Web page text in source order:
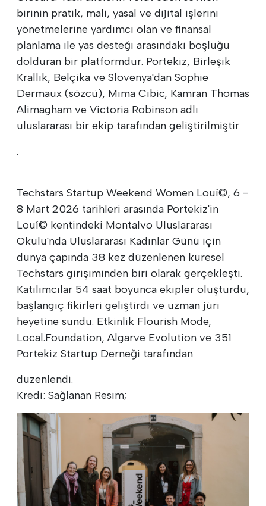
birinin pratik, mali, yasal ve dijital işlerini
yönetmelerine yardımcı olan ve finansal
planlama ile yas desteği arasındaki boşluğu
dolduran bir platformdur. Portekiz, Birleşik
Krallık, Belçika ve Slovenya'dan Sophie
Dermaux (sözcü), Mima Cibic, Kamran Thomas
Alimagham ve Victoria Robinson adlı
uluslararası bir ekip tarafından geliştirilmiştir
.
Techstars Startup Weekend Women Louí©, 6 -
8 Mart 2026 tarihleri arasında Portekiz'in
Louí© kentindeki Montalvo Uluslararası
Okulu'nda Uluslararası Kadınlar Günü için
dünya çapında 38 kez düzenlenen küresel
Techstars girişiminden biri olarak gerçekleşti.
Katılımcılar 54 saat boyunca ekipler oluşturdu,
başlangıç fikirleri geliştirdi ve uzman jüri
heyetine sundu. Etkinlik Flourish Mode,
Local.Foundation, Algarve Evolution ve 351
Portekiz Startup Derneği tarafından
düzenlendi.
Kredi: Sağlanan Resim;